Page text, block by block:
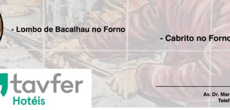
os mesmos problemas, utilizando como desculpa
nada, a legalização? Mas foram gastos mais de 2
fiscalização, para fiscalizar habitações que
sublinhando ainda que existem famílias que
cargo e não recebem algumas das despesas
e que muitas das casas estão já
e materiais de pouco qualidade, utilizados pelas
da CCDR-C”.